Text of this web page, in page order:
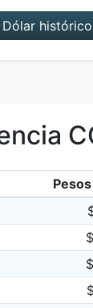
Dólar histórico